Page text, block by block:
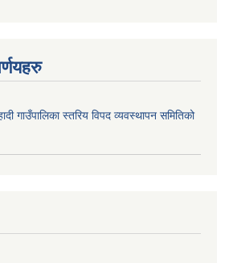
गाउँपालिका स्तरिय विपद व्यवस्थापन समितिको